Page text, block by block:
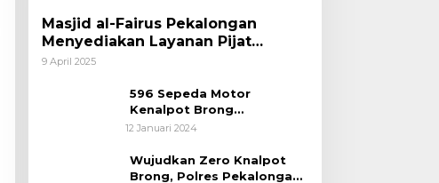
Masjid al-Fairus Pekalongan
Menyediakan Layanan Pijat
hingga Potong Rambut Gratis bagi
9 April 2025
596 Sepeda Motor
Kenalpot Brong
Diamankan Polres
12 Januari 2024
Wujudkan Zero Knalpot
Brong, Polres Pekalongan